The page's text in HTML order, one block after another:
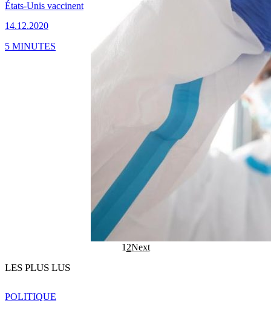
États-Unis vaccinent
14.12.2020
5 MINUTES
1 2Next
LES PLUS LUS
POLITIQUE